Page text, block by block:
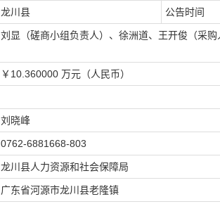
龙川县 公告时间
刘显（磋商小组负责人）、徐洲道、王开俊（采购
￥10.360000 万元（人民币）
刘晓峰
0762-6881668-803
龙川县人力资源和社会保障局
广东省河源市龙川县老隆镇